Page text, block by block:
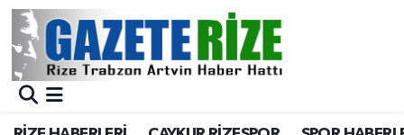
BÖLGEMİZ
Merkez Nöbetçi Eczaneler